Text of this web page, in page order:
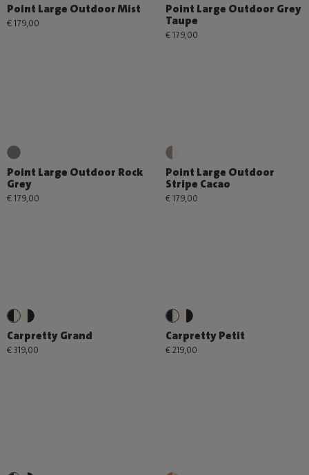
Point Large Outdoor Mist
€ 179,00
Point Large Outdoor Grey
Taupe
€ 179,00
Point Large Outdoor Rock
Grey
€ 179,00
Point Large Outdoor
Stripe Cacao
€ 179,00
Carpretty Grand
€ 319,00
Carpretty Petit
€ 219,00